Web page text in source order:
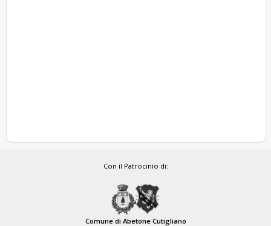
Con il Patrocinio di:
Comune di Abetone Cutigliano